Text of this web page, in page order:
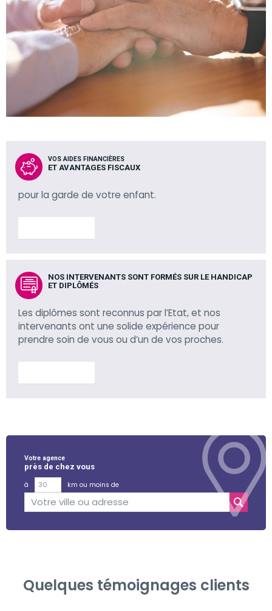
VOS AIDES FINANCIÈRES
ET AVANTAGES FISCAUX
pour la garde de votre enfant.
NOS INTERVENANTS SONT FORMÉS SUR LE HANDICAP
ET DIPLÔMÉS
Les diplômes sont reconnus par l’Etat, et nos
intervenants ont une solide expérience pour
prendre soin de vous ou d’un de vos proches.
Votre agence
près de chez vous
à
km ou moins de
Quelques témoignages clients